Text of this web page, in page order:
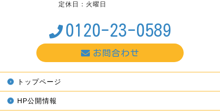
定休日：火曜日
0120-23-0589
お問合わせ
トップページ
HP公開情報